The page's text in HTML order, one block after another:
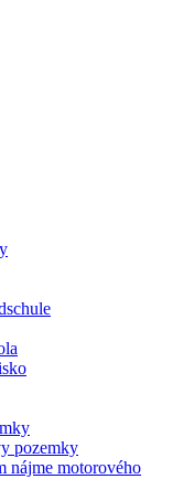
pozemky
nájme motorového